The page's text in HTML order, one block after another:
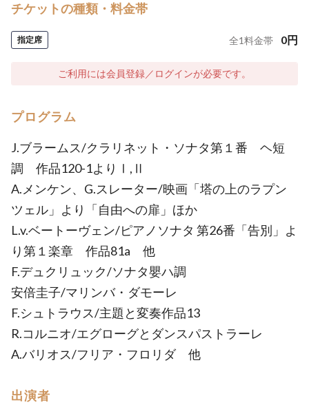
チケットの種類・料金帯
指定席 全1料金帯 0円
ご利用には会員登録／ログインが必要です。
プログラム
J.ブラームス/クラリネット・ソナタ第１番 ヘ短
調 作品120-1よりⅠ,Ⅱ
A.メンケン、G.スレーター/映画「塔の上のラプン
ツェル」より「自由への扉」ほか
L.v.ベートーヴェン/ピアノソナタ 第26番「告別」よ
り第１楽章 作品81a 他
F.デュクリュック/ソナタ嬰ハ調
安倍圭子/マリンバ・ダモーレ
F.シュトラウス/主題と変奏作品13
R.コルニオ/エグローグとダンスパストラーレ
A.バリオス/フリア・フロリダ 他
出演者